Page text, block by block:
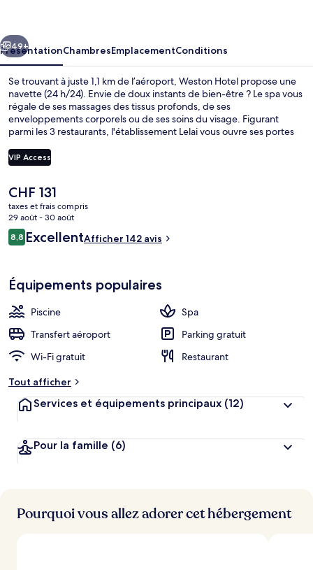
Suivant
49+
PrésentationChambresEmplacementConditions
Se trouvant à juste 1,1 km de l’aéroport, Weston Hotel propose une
navette (24 h/24). Envie de doux instants de bien-être ? Le spa vous
régale de ses massages des tissus profonds, de ses
enveloppements corporels ou de ses soins du visage. Figurant
parmi les 3 restaurants, l'établissement Lelai vous ouvre ses portes
internationale. Parmi les autres petits avantages de cet
hébergement figurent 2 bars/lounges, une piscine extérieure et
qui concerne le personnel attentionné.
VIP Access
Le
prix
actuel
est
de
CHF 131
taxes et frais compris
29 août - 30 août
Avis
voyageurs
8,88,8 sur 10
ExcellentAfficher 142 avis
Équipements populaires
Piscine
Spa
Transfert aéroport
Parking gratuit
Wi-Fi gratuit
Restaurant
Tout afficher
Services et équipements principaux (12)
Pour la famille (6)
Pourquoi vous allez adorer cet hébergement